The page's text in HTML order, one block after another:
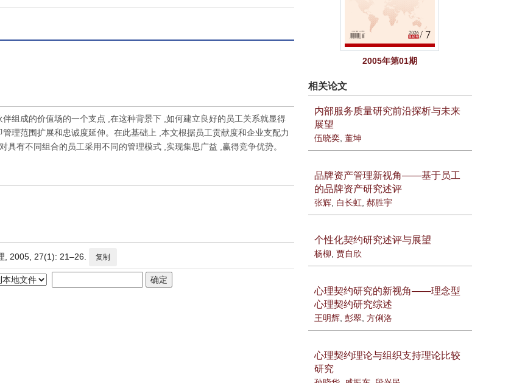
组成的价值场的一个支点 ,在这种背景下 ,如何建立良好的员工关系就显得
理范围扩展和忠诚度延伸。在此基础上 ,本文根据员工贡献度和企业支配力
有不同组合的员工采用不同的管理模式 ,实现集思广益 ,赢得竞争优势。
, 2005, 27(1): 21–26. 复制
2005年第01期
相关论文
内部服务质量研究前沿探析与未来
展望
伍晓奕, 董坤
品牌资产管理新视角——基于员工
的品牌资产研究述评
张辉, 白长虹, 郝胜宇
个性化契约研究述评与展望
杨柳 贾自欣
心理契约研究的新视角——理念型
心理契约研究综述
王明辉, 彭翠, 方俐洛
心理契约理论与组织支持理论比较
研究